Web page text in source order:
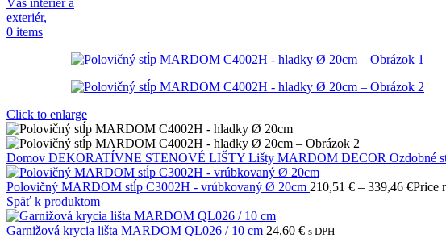
0 items
Click to enlarge
Domov DEKORATÍVNE STENOVÉ LIŠTY Lišty MARDOM DECOR Ozdobné
Polovičný MARDOM stĺp C3002H - vrúbkovaný Ø 20cm 210,51 € – 339,46 €Price
Späť k produktom
Garnižová krycia lišta MARDOM QL026 / 10 cm 24,60 € s DPH